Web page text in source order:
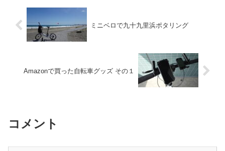
ミニベロで九十九里浜ポタリング
Amazonで買った自転車グッズ その１
コメント